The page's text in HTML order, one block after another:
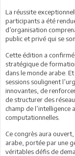
La réussite
participants a été
d’organisation
public et privé qui se
Cette édition a
stratégique de
dans le monde arabe.
sessions soulignent
innovantes, de
de structurer des
champ de l’intelligence
computationnelles.
Ce congrès aura
arabe, portée par une
véritables défis de